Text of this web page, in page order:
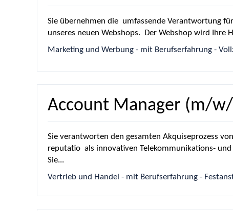
Sie übernehmen die umfassende Verantwortung
unseres neuen Webshops. Der Webshop wird Ihre
Marketing und Werbung - mit Berufserfahrung -
Account Manager (m/
Sie verantworten den gesamten Akquiseprozess
reputatio als innovativen Telekommunikations-
Sie...
Vertrieb und Handel - mit Berufserfahrung -